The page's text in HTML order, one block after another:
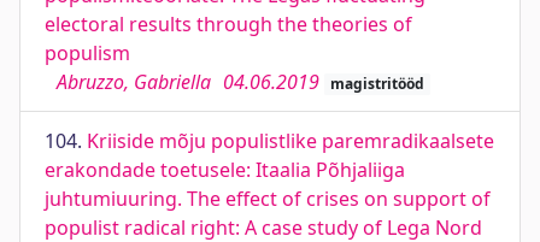
electoral results through the theories of
populism
Abruzzo, Gabriella 04.06.2019 magistritööd
104. Kriiside mõju populistlike paremradikaalsete
erakondade toetusele: Itaalia Põhjaliiga
juhtumiuuring. The effect of crises on support of
populist radical right: A case study of Lega Nord